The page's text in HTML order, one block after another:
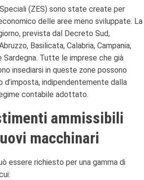
(ZES) sono state create per
delle aree meno sviluppate. La
prevista dal Decreto Sud,
Basilicata, Calabria, Campania,
Sardegna. Tutte le imprese che già
insediarsi in queste zone possono
indipendentemente dalla
contabile adottato.
ammissibili
macchinari
essere richiesto per una gamma di